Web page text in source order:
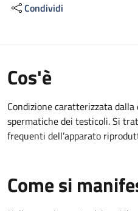
Condividi
Cos'è
Condizione caratterizzata
spermatiche dei testicoli. Si
frequenti dell’apparato
Come si